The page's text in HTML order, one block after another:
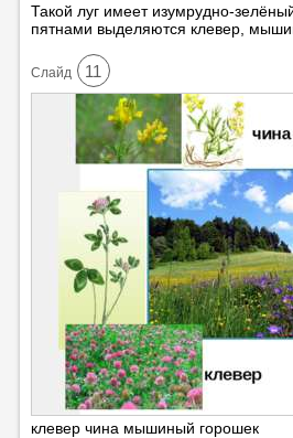
Такой луг имеет изумрудно-
пятнами выделяются клевер,
Cлайд 11
клевер чина мышиный горошек